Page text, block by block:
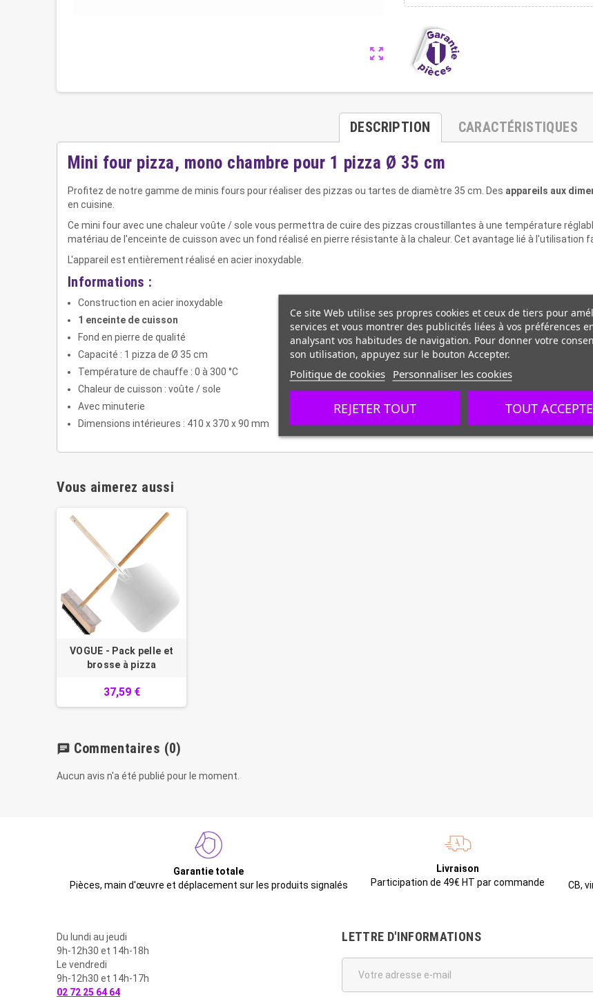
zoom_out_map
DESCRIPTION CARACTÉRISTIQUES
Mini four pizza, mono chambre pour 1 pizza Ø 35 cm
Profitez de notre gamme de minis fours pour réaliser des pizzas ou tartes de diamètre 35 cm. Des appareils aux
en cuisine.
Ce mini four avec une chaleur voûte / sole vous permettra de cuire des pizzas croustillantes à une température
matériau de l'enceinte de cuisson avec un fond réalisé en pierre résistante à la chaleur. Cet avantage lié à l'utilisation
L'appareil est entièrement réalisé en acier inoxydable.
Informations :
Construction en acier inoxydable
1 enceinte de cuisson
Fond en pierre de qualité
Capacité : 1 pizza de Ø 35 cm
Température de chauffe : 0 à 300 °C
Chaleur de cuisson : voûte / sole
Avec minuterie
Dimensions intérieures : 410 x 370 x 90 mm
Vous aimerez aussi
VOGUE - Pack pelle et
brosse à pizza
37,59 €
chat Commentaires (0)
Aucun avis n'a été publié pour le moment.
Garantie totale
Pièces, main d'œuvre et déplacement sur les produits signalés
Livraison
Participation de 49€ HT par commande
CB,
Du lundi au jeudi
9h-12h30 et 14h-18h
Le vendredi
9h-12h30 et 14h-17h
02 72 25 64 64
LETTRE D'INFORMATIONS
Ce site Web utilise ses propres cookies et ceux de tiers pour
services et vous montrer des publicités liées à vos préférences
analysant vos habitudes de navigation. Pour donner votre
son utilisation, appuyez sur le bouton Accepter.
Politique de cookies Personnaliser les cookies
REJETER TOUT TOUT